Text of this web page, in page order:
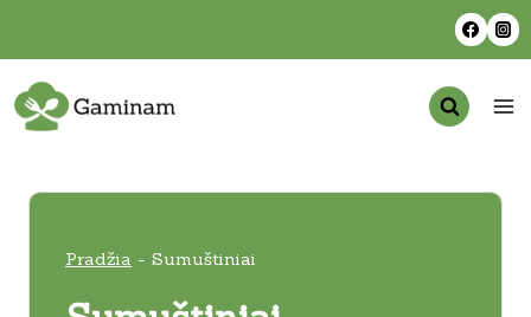
content
Pradžia - Sumuštiniai